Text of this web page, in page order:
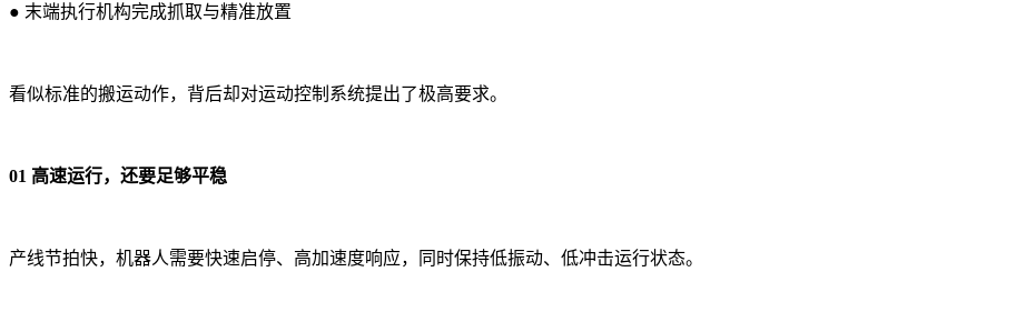
● 末端执行机构完成抓取与精准放置
看似标准的搬运动作，背后却对运动控制系统提出了极高要求。
01 高速运行，还要足够平稳
产线节拍快，机器人需要快速启停、高加速度响应，同时保持低振动、低冲击运行状态。